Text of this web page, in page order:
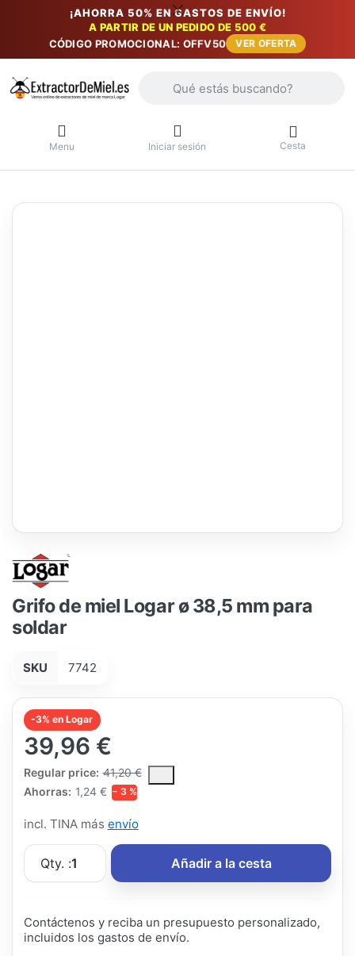
¡AHORRA 50% EN GASTOS DE ENVÍO!
A PARTIR DE UN PEDIDO DE 500 €
CÓDIGO PROMOCIONAL: OFFV50
VER OFERTA
Menu Iniciar sesión Cesta
Grifo de miel Logar ø 38,5 mm para
soldar
SKU 7742
-3% en Logar
39,96 €
Regular price: 41,20 €
The Regular Price is the median selling price paid by
Ahorras: 1,24 € − 3 %
incl. TINA más envío
Qty. :1 Añadir a la cesta
Contáctenos y reciba un presupuesto personalizado,
incluidos los gastos de envío.